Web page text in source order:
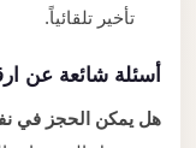
تأخير تلقائياً.
أسئلة شائعة عن
هل يمكن الحجز في